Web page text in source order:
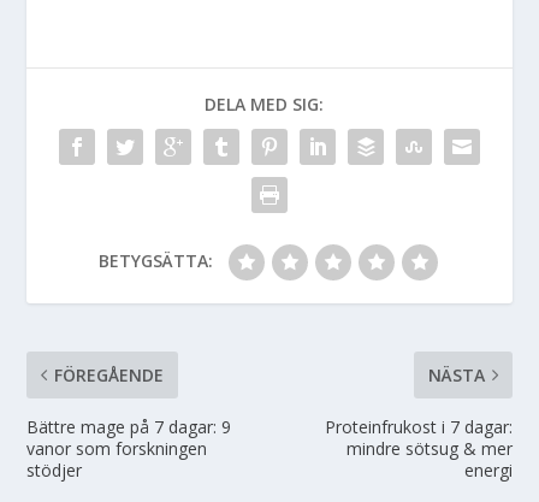
DELA MED SIG:
BETYGSÄTTA:
FÖREGÅENDE
Bättre mage på 7 dagar: 9
vanor som forskningen
stödjer
NÄSTA
Proteinfrukost i 7 dagar:
mindre sötsug & mer
energi